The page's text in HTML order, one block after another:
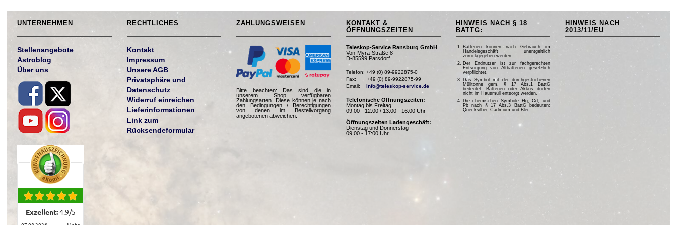
UNTERNEHMEN
Stellenangebote
Astroblog
Über uns
Exzellent:4.9/5
RECHTLICHES
Kontakt
Impressum
Unsere AGB
Privatsphäre und
Datenschutz
Widerruf einreichen
Lieferinformationen
Link zum
Rücksendeformular
ZAHLUNGSWEISEN
Bitte beachten: Das sind die in
unserem Shop verfügbaren
Zahlungsarten. Diese können je nach
den Bedingungen / Berechtigungen
von denen im Bestellvorgang
angebotenen abweichen.
KONTAKT &
ÖFFNUNGSZEITEN
Teleskop-Service Ransburg GmbH
Von-Myra-Straße 8
D-85599 Parsdorf
Telefon: +49 (0) 89-9922875-0
Fax:       +49 (0) 89-9922875-99
Email: info@teleskop-service.de
Telefonische Öffnungszeiten:
Montag bis Freitag:
09.00 - 12.00 / 13.00 - 16.00 Uhr
Öffnungszeiten Ladengeschäft:
Dienstag und Donnerstag
09:00 - 17:00 Uhr
HINWEIS NACH § 18
BATTG:
Batterien können nach Gebrauch im
Handelsgeschäft unentgeltlich
zurückgegeben werden.
Der Endnutzer ist zur fachgerechten
Entsorgung von Altbatterien gesetzlich
verpflichtet.
Das Symbol mit der durchgestrichenen
Mülltonne gem. § 17 Abs.1 BattG
bedeutet: Batterien oder Akkus dürfen
nicht im Hausmüll entsorgt werden.
Die chemischen Symbole Hg, Cd, und
Pb nach § 17 Abs.3 BattG bedeuten:
Quecksilber, Cadmium und Blei.
HINWEIS NACH
2013/11/EU